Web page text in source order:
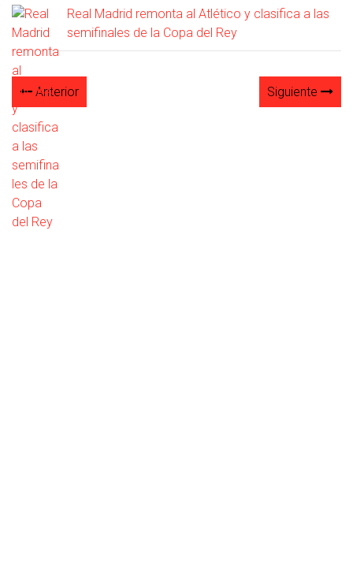
Real Madrid remonta al Atlético y clasifica a las
semifinales de la Copa del Rey
Anterior Siguiente